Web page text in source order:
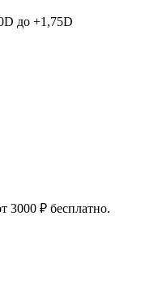
до +1,75D
3000 ₽ бесплатно.